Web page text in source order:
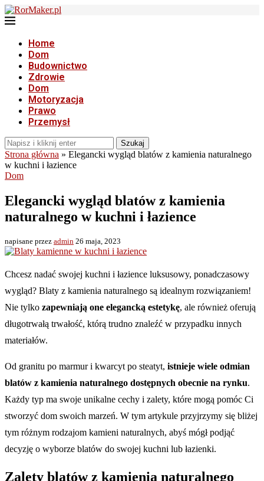
Home
Dom
Budownictwo
Zdrowie
Dom
Motoryzacja
Prawo
Przemysł
Szukaj
Strona główna » Elegancki wygląd blatów z kamienia naturalnego
w kuchni i łazience
Dom
Elegancki wygląd blatów z kamienia
naturalnego w kuchni i łazience
napisane przez admin 26 maja, 2023
Chcesz nadać swojej kuchni i łazience luksusowy, ponadczasowy
wygląd? Blaty z kamienia naturalnego są idealnym rozwiązaniem!
Nie tylko zapewniają one elegancką estetykę, ale również oferują
długotrwałą trwałość, którą trudno znaleźć w przypadku innych
materiałów.
Od granitu po marmur i kwarcyt po steatyt, istnieje wiele odmian
blatów z kamienia naturalnego dostępnych obecnie na rynku.
Każdy typ ma swoje unikalne cechy i zalety, które mogą pomóc Ci
stworzyć dom swoich marzeń. W tym artykule przyjrzymy się bliżej
tym różnym rodzajom kamieni naturalnych, abyś mógł podjąć
decyzję o wyborze blatów do swojej kuchni lub łazienki.
Zalety blatów z kamienia naturalnego